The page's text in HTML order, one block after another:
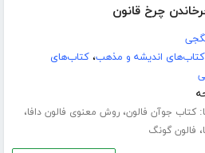
چرخ قانون
کتاب‌های اندیشه و مذهب،کتاب‌های
کتاب جوآن فالون،روش معنوی فالون دافا،
، فالون گونگ